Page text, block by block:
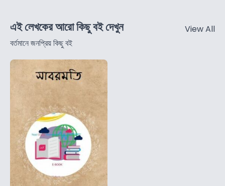
এই লেখকের আরো কিছু বই দেখুন
বর্তমানে জনপ্রিয় কিছু বই
View All